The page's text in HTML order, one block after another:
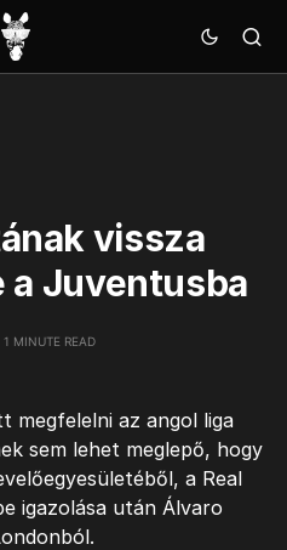
vissza
a Juventusba
1 MINUTE READ
megfelelni az angol liga
sem lehet meglepő, hogy
a Real
igazolása után Álvaro